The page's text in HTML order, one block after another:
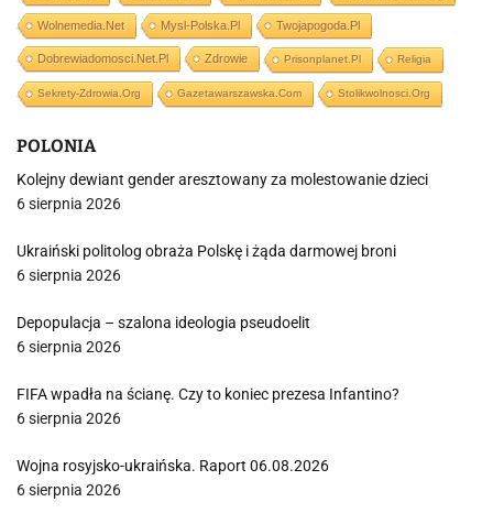
Wolnemedia.net Mysl-Polska.pl Twojapogoda.pl
Dobrewiadomosci.net.pl Zdrowie Prisonplanet.pl Religia
Sekrety-Zdrowia.org Gazetawarszawska.com Stolikwolnosci.org
POLONIA
Kolejny dewiant gender aresztowany za molestowanie dzieci
6 sierpnia 2026
Ukraiński politolog obraża Polskę i żąda darmowej broni
6 sierpnia 2026
Depopulacja – szalona ideologia pseudoelit
6 sierpnia 2026
FIFA wpadła na ścianę. Czy to koniec prezesa Infantino?
6 sierpnia 2026
Wojna rosyjsko-ukraińska. Raport 06.08.2026
6 sierpnia 2026